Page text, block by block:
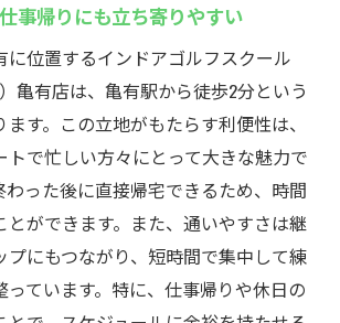
事帰りにも立ち寄りやすい
に位置するインドアゴルフスクール
亀有店は、亀有駅から徒歩2分という
す。この立地がもたらす利便性は、
トで忙しい方々にとって大きな魅力で
わった後に直接帰宅できるため、時間
とができます。また、通いやすさは継
プにもつながり、短時間で集中して練
ています。特に、仕事帰りや休日の